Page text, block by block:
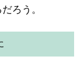
ろう。